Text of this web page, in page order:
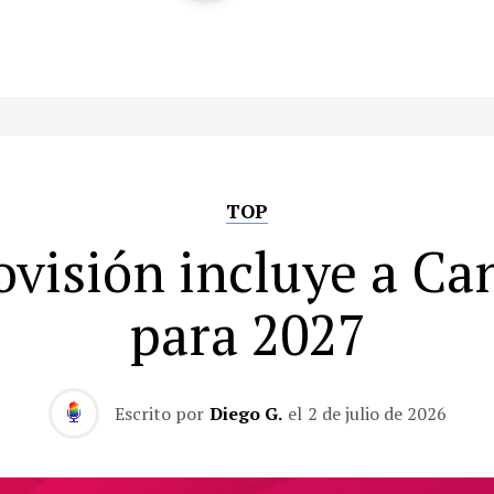
TOP
incluye a
para 2027
Escrito por Diego G. el 2 de julio de 2026